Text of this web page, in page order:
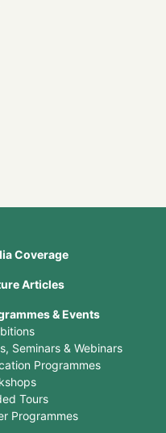
Coverage
Articles
& Events
Seminars & Webinars
Programmes
Tours
Programmes